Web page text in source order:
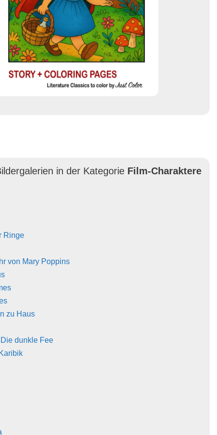
in der Kategorie Film-Charaktere
Ringe
von Mary Poppins
zu Haus
dunkle Fee